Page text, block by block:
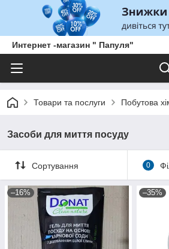
Интернет -магазин " Папуля"
Товари та послуги Побутова
Засоби для миття посуду
Сортування 0
–16% –35%